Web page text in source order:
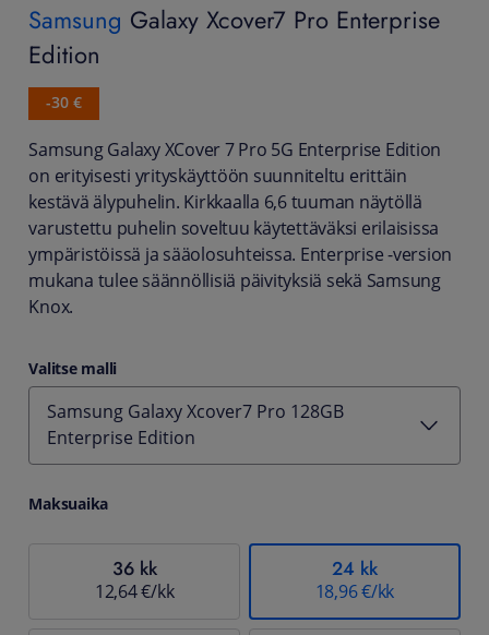
Samsung Galaxy Xcover7 Pro Enterprise
Edition
-30 €
Samsung Galaxy XCover 7 Pro 5G Enterprise Edition
on erityisesti yrityskäyttöön suunniteltu erittäin
kestävä älypuhelin. Kirkkaalla 6,6 tuuman näytöllä
varustettu puhelin soveltuu käytettäväksi erilaisissa
ympäristöissä ja sääolosuhteissa. Enterprise -version
mukana tulee säännöllisiä päivityksiä sekä Samsung
Knox.
Valitse malli
Samsung Galaxy Xcover7 Pro 128GB
Enterprise Edition
Maksuaika
36 kk
12,64 €/kk
24 kk
18,96 €/kk